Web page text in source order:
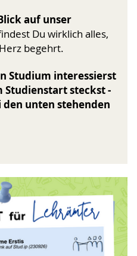
auf unser
Du wirklich alles,
begehrt.
Studium interessierst
steckst -
unten stehenden